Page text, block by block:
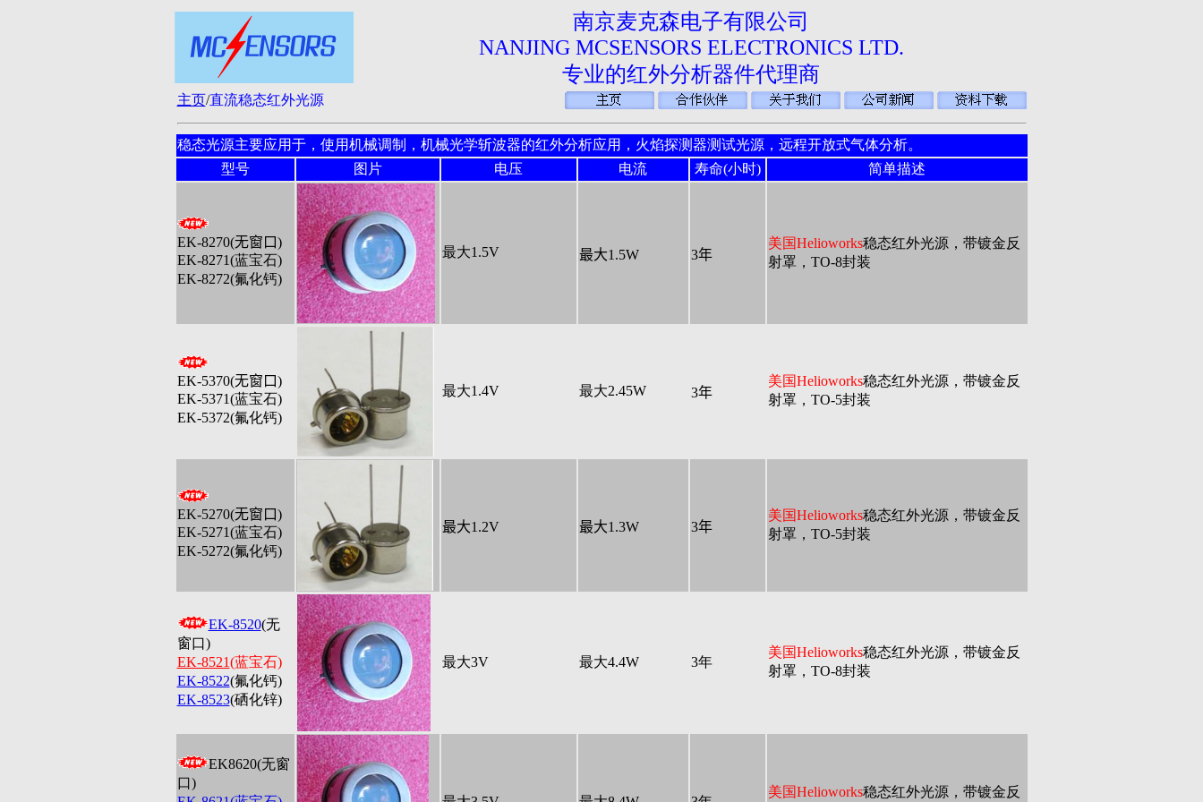
南京麦克森电子有限公司
NANJING MCSENSORS ELECTRONICS LTD.
专业的红外分析器件代理商
主页/直流稳态红外光源
稳态光源主要应用于，使用机械调制，机械光学斩波器的红外分析应用，火焰探测器测试光源，远程开放式气体分析。
型号
图片 电压 电流 寿命(小时) 简单描述
EK-8270(无窗口)
EK-8271(蓝宝石)
EK-8272(氟化钙)
最大1.5V 最大1.5W 3年
美国Helioworks稳态红外光源，带镀金反
射罩，TO-8封装
EK-5370(无窗口)
EK-5371(蓝宝石)
EK-5372(氟化钙)
最大1.4V 最大2.45W 3年
美国Helioworks稳态红外光源，带镀金反
射罩，TO-5封装
EK-5270(无窗口)
EK-5271(蓝宝石)
EK-5272(氟化钙)
最大1.2V 最大1.3W 3年
美国Helioworks稳态红外光源，带镀金反
射罩，TO-5封装
EK-8520(无
窗口)
EK-8521(蓝宝石)
EK-8522(氟化钙)
EK-8523(硒化锌)
最大3V 最大4.4W 3年
美国Helioworks稳态红外光源，带镀金反
射罩，TO-8封装
EK8620(无窗
口)
美国Helioworks稳态红外光源，带镀金反